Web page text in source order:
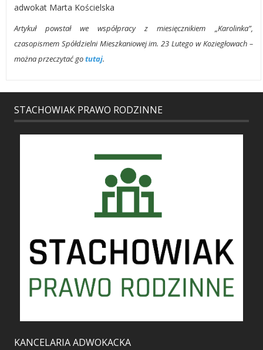
adwokat Marta Kościelska
Artykuł powstał we współpracy z miesięcznikiem „Karolinka”,
czasopismem Spółdzielni Mieszkaniowej im. 23 Lutego w Koziegłowach –
można przeczytać gotutaj.
STACHOWIAK PRAWO RODZINNE
KANCELARIA ADWOKACKA